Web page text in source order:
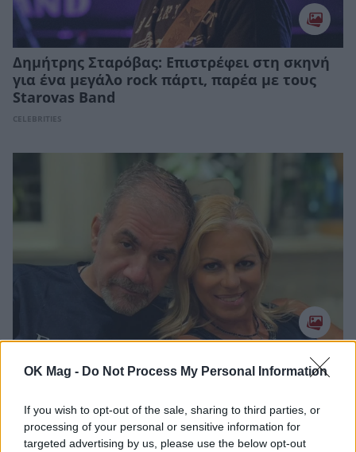
OK Mag - Do Not Process My Personal Information
If you wish to opt-out of the sale, sharing to third parties, or
processing of your personal or sensitive information for
targeted advertising by us, please use the below opt-out
Δημήτρης Σταρόβας: Επιστρέφει στη σκηνή
για ένα μεγάλο rock πάρτι, παρέα με τους
Starovas Band
CELEBRITIES
Δημήτρης Σταρόβας: Η συγκινητική του